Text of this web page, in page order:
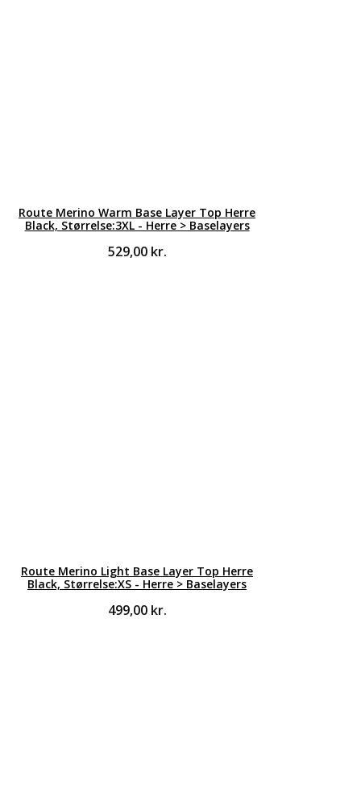
Route Merino Warm Base Layer Top Herre
Black, Størrelse:3XL - Herre > Baselayers
529,00 kr.
Route Merino Light Base Layer Top Herre
Black, Størrelse:XS - Herre > Baselayers
499,00 kr.